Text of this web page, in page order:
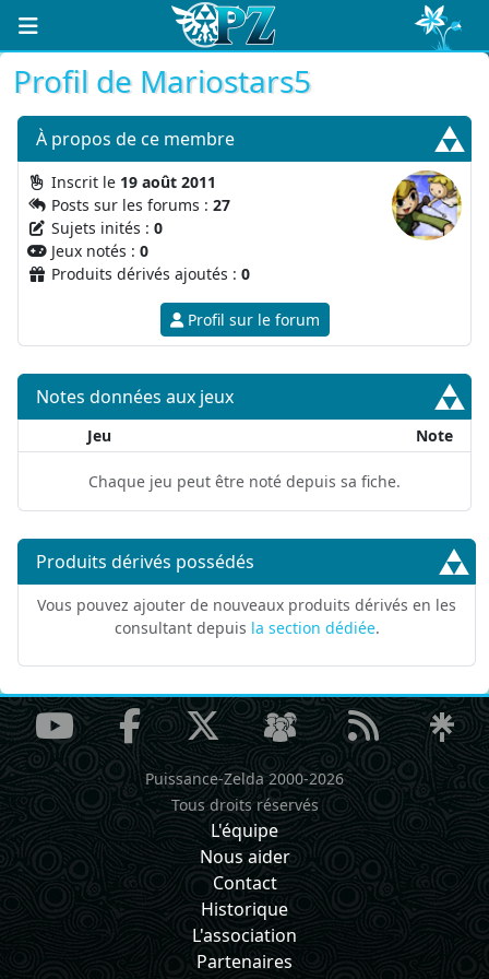
Profil de Mariostars5
À propos de ce membre
Inscrit le 19 août 2011
Posts sur les forums : 27
Sujets inités : 0
Jeux notés : 0
Produits dérivés ajoutés : 0
Profil sur le forum
Notes données aux jeux
Jeu Note
Chaque jeu peut être noté depuis sa fiche.
Produits dérivés possédés
Vous pouvez ajouter de nouveaux produits dérivés en les
consultant depuis la section dédiée.
Puissance-Zelda 2000-2026
Tous droits réservés
L'équipe
Nous aider
Contact
Historique
L'association
Partenaires